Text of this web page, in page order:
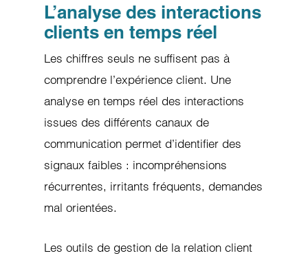
L’analyse des interactions
clients en temps réel
Les chiffres seuls ne suffisent pas à
comprendre l’expérience client. Une
analyse en temps réel des interactions
issues des différents canaux de
communication permet d’identifier des
signaux faibles : incompréhensions
récurrentes, irritants fréquents, demandes
mal orientées.
Les outils de gestion de la relation client